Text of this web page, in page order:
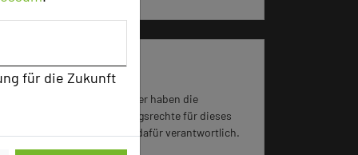
für die Zukunft
Impressum zum Hotel
Für die Verwendung der Bilder haben die
jeweiligen Hotels die Nutzungsrechte für dieses
Portal eingeräumt und sind dafür verantwortlich.